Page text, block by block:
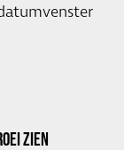
ZIEN